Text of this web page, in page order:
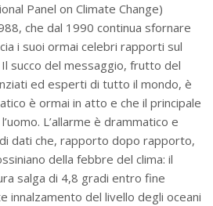
Panel on Climate Change)
che dal 1990 continua sfornare
i suoi ormai celebri rapporti sul
succo del messaggio, frutto del
ed esperti di tutto il mondo, è
è ormai in atto e che il principale
L’allarme è drammatico e
dati che, rapporto dopo rapporto,
della febbre del clima: il
salga di 4,8 gradi entro fine
innalzamento del livello degli oceani